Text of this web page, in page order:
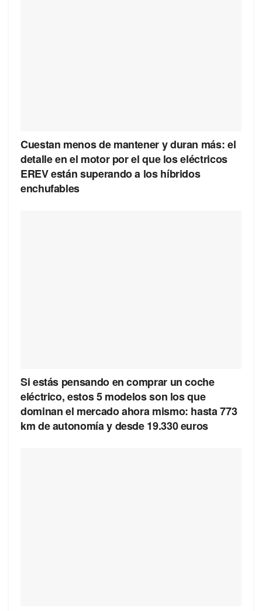
Cuestan menos de mantener y duran más: el
detalle en el motor por el que los eléctricos
EREV están superando a los híbridos
enchufables
Si estás pensando en comprar un coche
eléctrico, estos 5 modelos son los que
dominan el mercado ahora mismo: hasta 773
km de autonomía y desde 19.330 euros